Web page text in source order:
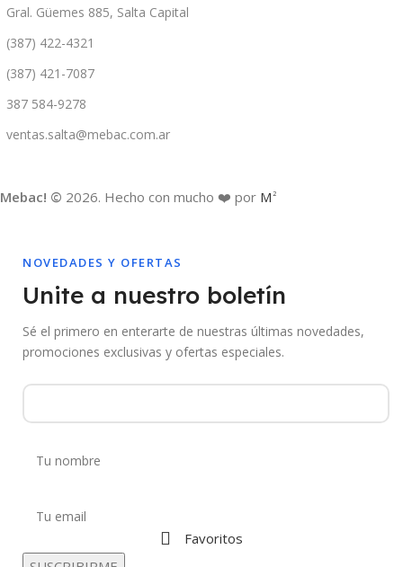
Gral. Güemes 885, Salta Capital
(387) 422-4321
(387) 421-7087
387 584-9278
ventas.salta@mebac.com.ar
Mebac! © 2026. Hecho con mucho ❤️ por M 2
NOVEDADES Y OFERTAS
Unite a nuestro boletín
Sé el primero en enterarte de nuestras últimas novedades,
promociones exclusivas y ofertas especiales.
Favoritos